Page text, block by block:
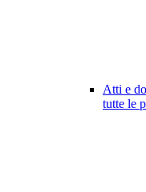
Atti e
tutte le